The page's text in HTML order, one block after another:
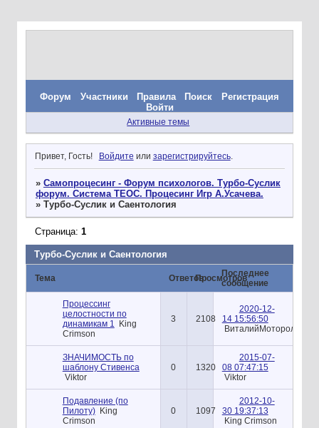
Форум Участники Правила Поиск
Регистрация
Войти
Активные темы
Привет, Гость! Войдите или зарегистрируйтесь.
» Самопроцесинг - Форум психологов. Турбо-Суслик
форум. Система ТЕОС. Процесинг Игр А.Усачева.
» Турбо-Суслик и Саентология
Турбо-Суслик и Саентология
Страница: 1
Тема ОтветовПросмотров
Последнее
сообщение
Процессинг
целостности по
динамикам 1
King
Crimson
3 2108
2020-12-
14 15:56:50
ВиталийМоторолкин
ЗНАЧИМОСТЬ по
шаблону Стивенса
Viktor
0 1320
2015-07-
08 07:47:15
Viktor
Подавление (по
Пилоту) King
Crimson
0 1097
2012-10-
30 19:37:13
King Crimson